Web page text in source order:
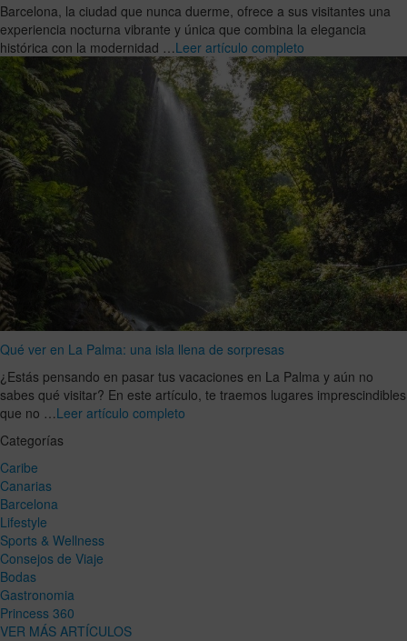
Barcelona, la ciudad que nunca duerme, ofrece a sus visitantes una
experiencia nocturna vibrante y única que combina la elegancia
histórica con la modernidad …Leer artículo completo
Qué ver en La Palma: una isla llena de sorpresas
¿Estás pensando en pasar tus vacaciones en La Palma y aún no
sabes qué visitar? En este artículo, te traemos lugares imprescindibles
que no …Leer artículo completo
Categorías
Caribe
Canarias
Barcelona
Lifestyle
Sports & Wellness
Consejos de Viaje
Bodas
Gastronomia
Princess 360
VER MÁS ARTÍCULOS